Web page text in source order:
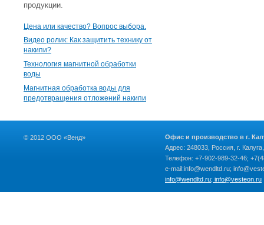
продукции.
Цена или качество? Вопрос выбора.
Видео ролик: Как защитить технику от
накипи?
Технология магнитной обработки
воды
Магнитная обработка воды для
предотвращения отложений накипи
© 2012 ООО «Венд»
Офис и производство в г.
Адрес: 248033, Россия, г.
Телефон: +7-902-989-32-46;
e-mail:info@wendltd.ru;
info@wendltd.ru; info@vesteon.ru